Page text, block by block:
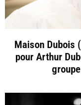
Maison Dubois
pour Arthur